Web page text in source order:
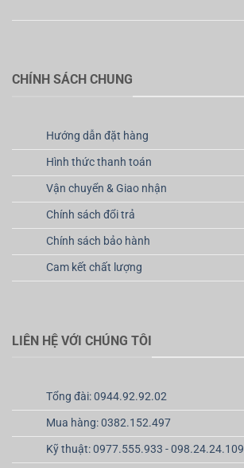
CHÍNH SÁCH CHUNG
Hướng dẫn đặt hàng
Hình thức thanh toán
Vận chuyển & Giao nhận
Chính sách đổi trả
Chính sách bảo hành
Cam kết chất lượng
LIÊN HỆ VỚI CHÚNG TÔI
Tổng đài: 0944.92.92.02
Mua hàng: 0382.152.497
Kỹ thuật: 0977.555.933 - 098.24.24.109